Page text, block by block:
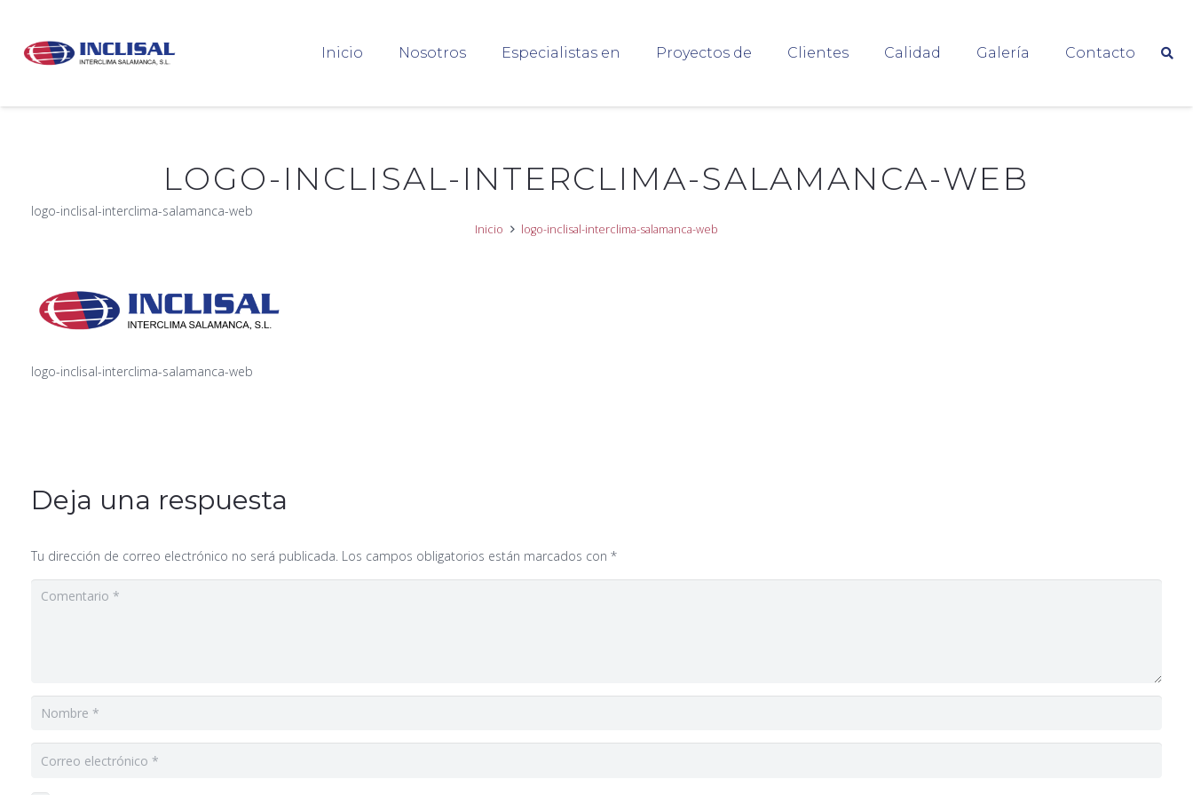
Inicio Nosotros Especialistas en Proyectos de Clientes Calidad Galería Contacto
LOGO-INCLISAL-INTERCLIMA-SALAMANCA-WEB
logo-inclisal-interclima-salamanca-web
Inicio logo-inclisal-interclima-salamanca-web
logo-inclisal-interclima-salamanca-web
Deja una respuesta
Tu dirección de correo electrónico no será publicada. Los campos obligatorios están marcados con *